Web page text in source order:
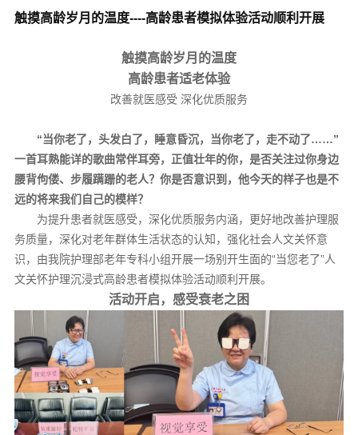
触摸高龄岁月的温度----高龄患者模拟体验活动顺利开展
触摸高龄岁月的温度
高龄患者适老体验
改善就医感受 深化优质服务
“当你老了，头发白了，睡意昏沉，当你老了，走不动了……”
一首耳熟能详的歌曲常伴耳旁，正值壮年的你，是否关注过你身边
腰背佝偻、步履蹒跚的老人？你是否意识到，他今天的样子也是不
远的将来我们自己的模样？
为提升患者就医感受，深化优质服务内涵，更好地改善护理服
务质量，深化对老年群体生活状态的认知，强化社会人文关怀意
识，由我院护理部老年专科小组开展一场别开生面的“当您老了”人
文关怀护理沉浸式高龄患者模拟体验活动顺利开展。
活动开启，感受衰老之困